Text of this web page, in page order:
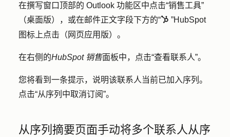
在撰写窗口顶部的 Outlook 功能区中点击“销售工具”
（桌面版），或在邮件正文字段下方的“sprocket ”HubSpot
图标上 点击（网页应用版）。
在右侧的HubSpot 销售面板中，点击“查看联系人”。
您将看到一条提示，说明该联系人当前已加入序列。
点击“从序列中取消订阅”。
从序列摘要页面手动将多个联系人从序